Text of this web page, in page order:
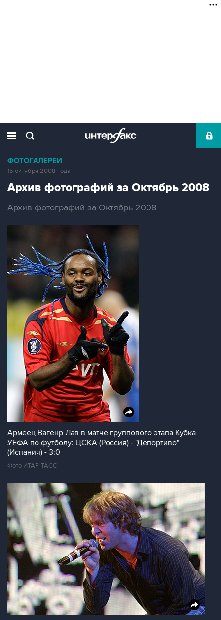
ФОТОГАЛЕРЕИ
15 октября 2008 года
Архив фотографий за Октябрь 2008
Архив фотографий за Октябрь 2008
Армеец Вагенр Лав в матче группового этапа Кубка
УЕФА по футболу: ЦСКА (Россия) - "Депортиво"
(Испания) - 3:0
Фото ИТАР-ТАСС